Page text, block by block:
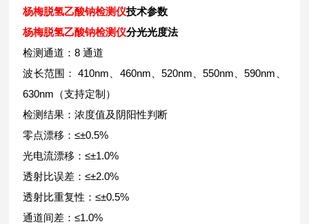
杨梅脱氢乙酸钠检测仪技术参数
杨梅脱氢乙酸钠检测仪分光光度法
检测通道：8 通道
波长范围： 410nm、460nm、520nm、550nm、590nm、
630nm（支持定制）
检测结果：浓度值及阴阳性判断
零点漂移：≤±0.5%
光电流漂移：≤±1.0%
透射比误差：≤±2.0%
透射比重复性：≤±0.5%
通道间差：≤1.0%